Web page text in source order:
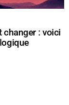
changer : voici